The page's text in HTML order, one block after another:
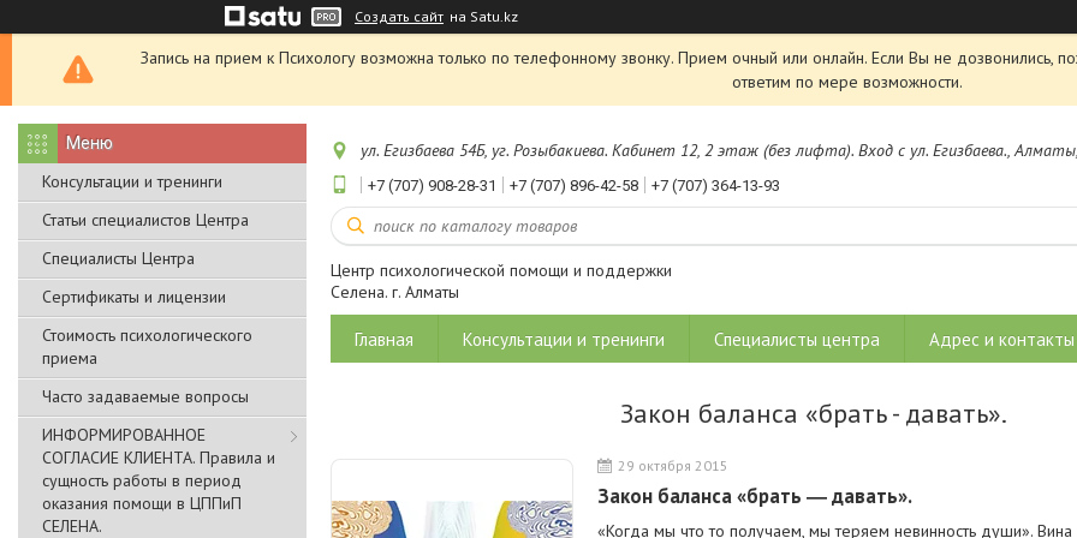
Создать сайт на Satu.kz
Запись на прием к Психологу возможна только по телефонному звонку. Прием очный или онлайн. Если Вы не дозвонились,
ответим по мере возможности.
Консультации и тренинги
Статьи специалистов Центра
Специалисты Центра
Сертификаты и лицензии
Стоимость психологического
приема
Часто задаваемые вопросы
ИНФОРМИРОВАННОЕ
СОГЛАСИЕ КЛИЕНТА. Правила и
сущность работы в период
оказания помощи в ЦППиП
СЕЛЕНА.
ул. Егизбаева 54Б, уг. Розыбакиева. Кабинет 12, 2 этаж (без лифта). Вход с ул. Егизбаева.,
+7 (707) 908-28-31 +7 (707) 896-42-58 +7 (707) 364-13-93
Центр психологической помощи и поддержки
Селена. г. Алматы
Главная Консультации и тренинги Специалисты центра Адрес и контакты
Закон баланса «брать - давать».
29 октября 2015
Закон баланса «брать ― давать».
«Когда мы что то получаем, мы теряем невинность души».